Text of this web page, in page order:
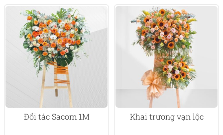
Đối tác Sacom 1M Khai trương vạn lộc